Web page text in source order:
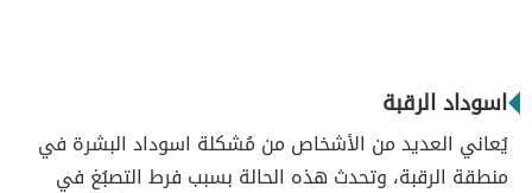
اسوداد الرقبة
يُعاني العديد من الأشخاص من مُشكلة اسوداد البشرة في
منطقة الرقبة، وتحدث هذه الحالة بسبب فرط التصبُغ في